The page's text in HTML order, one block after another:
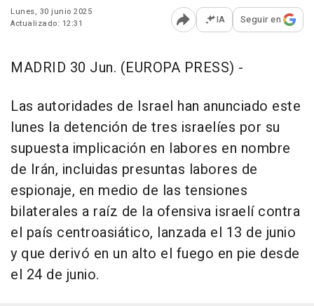
Lunes, 30 junio 2025
Actualizado: 12:31
Abrir opciones para
IA Seguir en
MADRID 30 Jun. (EUROPA PRESS) -
Las autoridades de Israel han anunciado este
lunes la detención de tres israelíes por su
supuesta implicación en labores en nombre
de Irán, incluidas presuntas labores de
espionaje, en medio de las tensiones
bilaterales a raíz de la ofensiva israelí contra
el país centroasiático, lanzada el 13 de junio
y que derivó en un alto el fuego en pie desde
el 24 de junio.